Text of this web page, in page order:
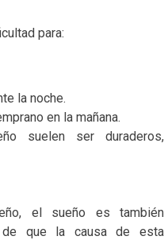
para:
la noche.
en la mañana.
suelen ser duraderos,
el sueño es también
de que la causa de esta